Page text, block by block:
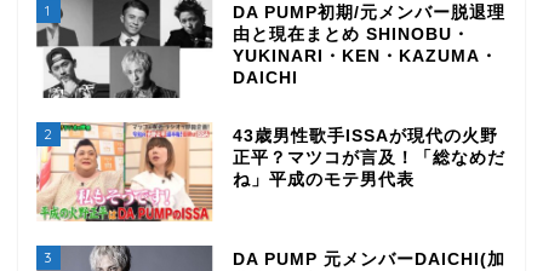
1
DA PUMP初期/元メンバー脱退理
由と現在まとめ SHINOBU・
YUKINARI・KEN・KAZUMA・
DAICHI
2
43歳男性歌手ISSAが現代の火野
正平？マツコが言及！「総なめだ
ね」平成のモテ男代表
3
DA PUMP 元メンバーDAICHI(加